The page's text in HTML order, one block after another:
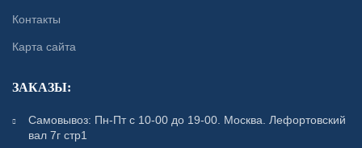
Контакты
Карта сайта
ЗАКАЗЫ:
Самовывоз: Пн-Пт с 10-00 до 19-00. Москва. Лефортовский
вал 7г стр1